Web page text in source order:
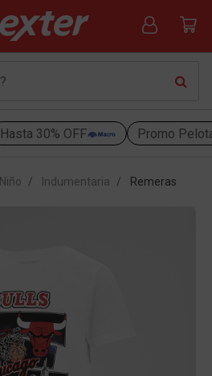
Hasta 30% OFF Promo
Niño Indumentaria Remeras